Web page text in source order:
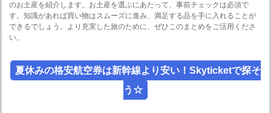
のお土産を紹介します。お土産を選ぶにあたって、事前チェックは必須で
す。知識があれば買い物はスムーズに進み、満足する品を手に入れることが
できるでしょう。より充実した旅のために、ぜひこのまとめをご活用くださ
い。
夏休みの格安航空券は新幹線より安い！Skyticketで探そ
う☆